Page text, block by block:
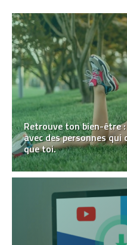
Retrouve ton bien-être
avec des personnes qui
que toi.